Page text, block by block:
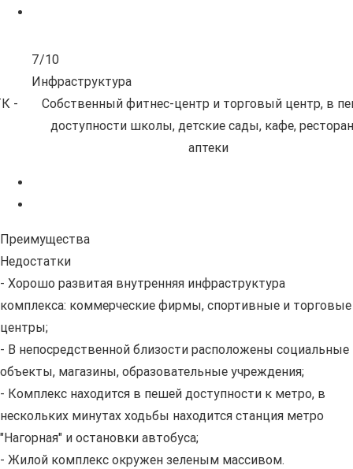
-
7/10
Инфраструктура
Собственный фитнес-центр и торговый центр, в
доступности школы, детские сады, кафе,
аптеки
Преимущества
Недостатки
- Хорошо развитая внутренняя инфраструктура
комплекса: коммерческие фирмы, спортивные и торговые
центры;
- В непосредственной близости расположены социальные
объекты, магазины, образовательные учреждения;
- Комплекс находится в пешей доступности к метро, в
нескольких минутах ходьбы находится станция метро
"Нагорная" и остановки автобуса;
- Жилой комплекс окружен зеленым массивом.